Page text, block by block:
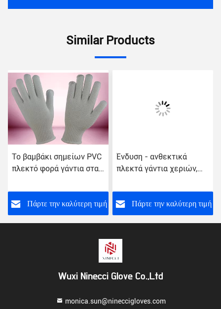
Similar Products
Το βαμβάκι σημείων PVC
πλεκτό φορά γάντια στα
κατασκευής μη
Πάρτε την καλύτερη τιμή
Ένδυση - ανθεκτικά
πλεκτά γάντια χεριών,
ελεύθερα δείγματα
γαντιών βαμβακιού
Πάρτε την καλύτερη τιμή
Wuxi Ninecci Glove Co.,Ltd
monica.sun@nineccigloves.com